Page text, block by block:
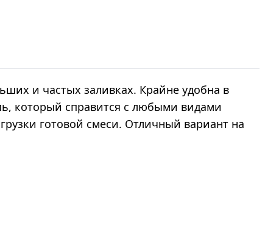
и частых заливках. Крайне удобна в
который справится с любыми видами
готовой смеси. Отличный вариант на